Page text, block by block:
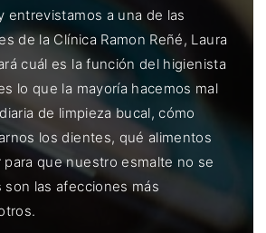
entrevistamos a una de las
de la Clínica Ramon Reñé, Laura
cuál es la función del higienista
lo que la mayoría hacemos mal
de limpieza bucal, cómo
los dientes, qué alimentos
que nuestro esmalte no se
las afecciones más